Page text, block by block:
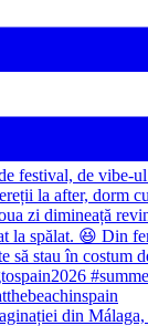
din Málaga,